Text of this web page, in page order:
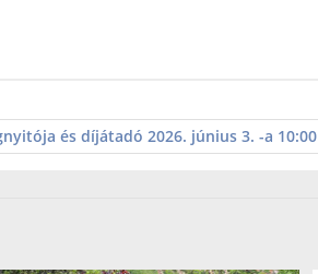
és díjátadó 2026. június 3. -a 10:00